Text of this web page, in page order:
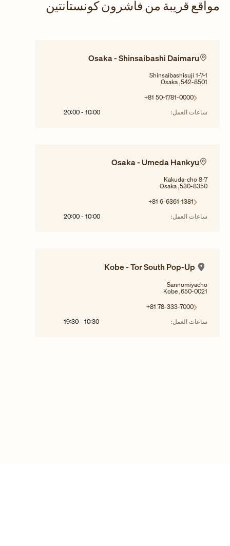
مواقع قريبة من فاشرون كونستانتين
Osaka - Shinsaibashi Daimaru
Shinsaibashisuji 1-7-1
542-8501, Osaka
+81 50-1781-0000
ساعات العمل:
10:00
-
20:00
Osaka - Umeda Hankyu
Kakuda-cho 8-7
530-8350, Osaka
+81 6-6361-1381
ساعات العمل:
10:00
-
20:00
Kobe - Tor South Pop-Up
Sannomiyacho
650-0021, Kobe
+81 78-333-7000
ساعات العمل:
10:30
-
19:30